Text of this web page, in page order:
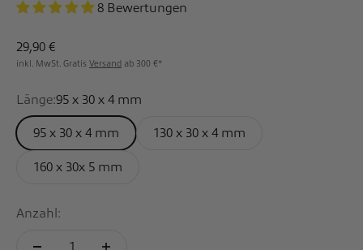
8 Bewertungen
Angebot
29,90 €
inkl. MwSt. Gratis Versand ab 300 €*
Länge:95 x 30 x 4 mm
95 x 30 x 4 mm 130 x 30 x 4 mm
160 x 30x 5 mm
Anzahl: